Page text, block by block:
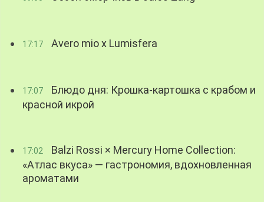
17:17 Avero mio x Lumisfera
17:07
Блюдо дня: Крошка-картошка с крабом и
красной икрой
17:02
Balzi Rossi × Mercury Home Collection:
«Атлас вкуса» — гастрономия, вдохновленная
ароматами